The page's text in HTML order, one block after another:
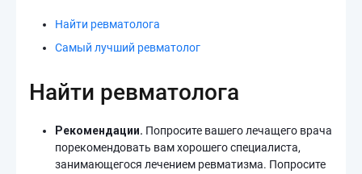
Найти ревматолога
Самый лучший ревматолог
Найти ревматолога
Рекомендации. Попросите вашего лечащего врача
порекомендовать вам хорошего специалиста,
занимающегося лечением ревматизма. Попросите